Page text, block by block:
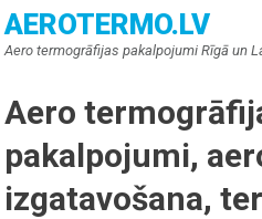
AEROTERMO.LV
Aero termogrāfijas pakalpojumi Rīgā un
Aero
pakalpojumi,
izgatavošana,